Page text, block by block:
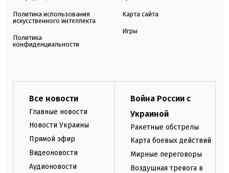
Политика использования
искусственного интеллекта
Политика
конфиденциальности
Карта сайта
Игры
Все новости
Главные новости
Новости Украины
Прямой эфир
Видеоновости
Аудионовости
Война России с
Украиной
Ракетные обстрелы
Карта боевых действий
Мирные переговоры
Воздушная тревога в